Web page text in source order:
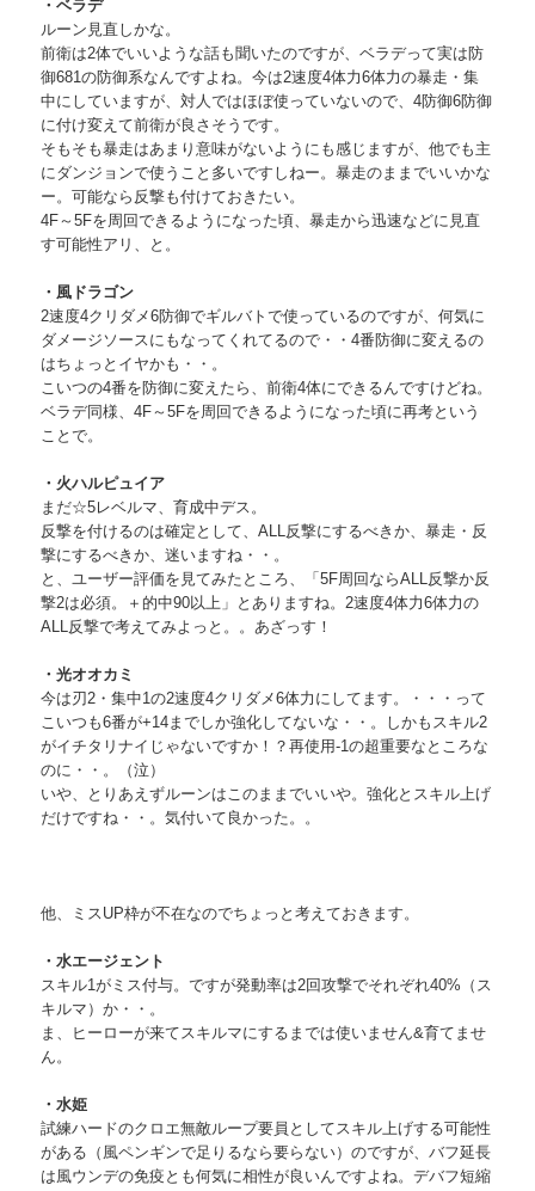
・ベラデ
ルーン見直しかな。
前衛は2体でいいような話も聞いたのですが、ベラデって実は防
御681の防御系なんですよね。今は2速度4体力6体力の暴走・集
中にしていますが、対人ではほぼ使っていないので、4防御6防御
に付け変えて前衛が良さそうです。
そもそも暴走はあまり意味がないようにも感じますが、他でも主
にダンジョンで使うこと多いですしねー。暴走のままでいいかな
ー。可能なら反撃も付けておきたい。
4F～5Fを周回できるようになった頃、暴走から迅速などに見直
す可能性アリ、と。
・風ドラゴン
2速度4クリダメ6防御でギルバトで使っているのですが、何気に
ダメージソースにもなってくれてるので・・4番防御に変えるの
はちょっとイヤかも・・。
こいつの4番を防御に変えたら、前衛4体にできるんですけどね。
ベラデ同様、4F～5Fを周回できるようになった頃に再考という
ことで。
・火ハルピュイア
まだ☆5レベルマ、育成中デス。
反撃を付けるのは確定として、ALL反撃にするべきか、暴走・反
撃にするべきか、迷いますね・・。
と、ユーザー評価を見てみたところ、「5F周回ならALL反撃か反
撃2は必須。＋的中90以上」とありますね。2速度4体力6体力の
ALL反撃で考えてみよっと。。あざっす！
・光オオカミ
今は刃2・集中1の2速度4クリダメ6体力にしてます。・・・って
こいつも6番が+14までしか強化してないな・・。しかもスキル2
がイチタリナイじゃないですか！？再使用-1の超重要なところな
のに・・。（泣）
いや、とりあえずルーンはこのままでいいや。強化とスキル上げ
だけですね・・。気付いて良かった。。
他、ミスUP枠が不在なのでちょっと考えておきます。
・水エージェント
スキル1がミス付与。ですが発動率は2回攻撃でそれぞれ40%（ス
キルマ）か・・。
ま、ヒーローが来てスキルマにするまでは使いません&育てませ
ん。
・水姫
試練ハードのクロエ無敵ループ要員としてスキル上げする可能性
がある（風ペンギンで足りるなら要らない）のですが、バフ延長
は風ウンデの免疫とも何気に相性が良いんですよね。デバフ短縮